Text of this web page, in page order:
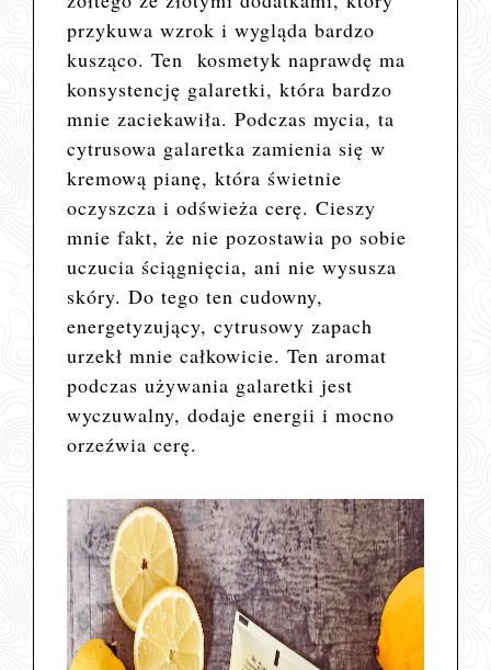
przykuwa wzrok i wygląda bardzo
kusząco. Ten kosmetyk naprawdę ma
konsystencję galaretki, która bardzo
mnie zaciekawiła. Podczas mycia, ta
cytrusowa galaretka zamienia się w
kremową pianę, która świetnie
oczyszcza i odświeża cerę. Cieszy
mnie fakt, że nie pozostawia po sobie
uczucia ściągnięcia, ani nie wysusza
skóry. Do tego ten cudowny,
energetyzujący, cytrusowy zapach
urzekł mnie całkowicie. Ten aromat
podczas używania galaretki jest
wyczuwalny, dodaje energii i mocno
orzeźwia cerę.